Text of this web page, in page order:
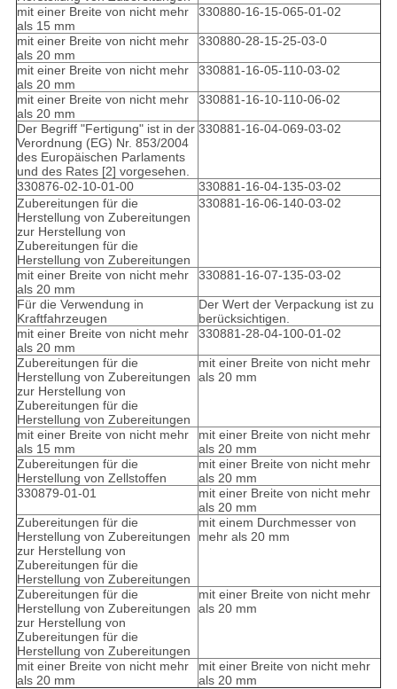
mit einer Breite von nicht mehr
als 15 mm
330880-16-15-065-01-02
mit einer Breite von nicht mehr
als 20 mm
330880-28-15-25-03-0
mit einer Breite von nicht mehr
als 20 mm
330881-16-05-110-03-02
mit einer Breite von nicht mehr
als 20 mm
330881-16-10-110-06-02
Der Begriff "Fertigung" ist in der
Verordnung (EG) Nr. 853/2004
des Europäischen Parlaments
und des Rates [2] vorgesehen.
330881-16-04-069-03-02
330876-02-10-01-00
330881-16-04-135-03-02
Zubereitungen für die
Herstellung von Zubereitungen
zur Herstellung von
Zubereitungen für die
Herstellung von Zubereitungen
330881-16-06-140-03-02
mit einer Breite von nicht mehr
als 20 mm
330881-16-07-135-03-02
Für die Verwendung in
Kraftfahrzeugen
Der Wert der Verpackung ist zu
berücksichtigen.
mit einer Breite von nicht mehr
als 20 mm
330881-28-04-100-01-02
Zubereitungen für die
Herstellung von Zubereitungen
zur Herstellung von
Zubereitungen für die
Herstellung von Zubereitungen
mit einer Breite von nicht mehr
als 20 mm
mit einer Breite von nicht mehr
als 15 mm
mit einer Breite von nicht mehr
als 20 mm
Zubereitungen für die
Herstellung von Zellstoffen
mit einer Breite von nicht mehr
als 20 mm
330879-01-01
mit einer Breite von nicht mehr
als 20 mm
Zubereitungen für die
Herstellung von Zubereitungen
zur Herstellung von
Zubereitungen für die
Herstellung von Zubereitungen
mit einem Durchmesser von
mehr als 20 mm
Zubereitungen für die
Herstellung von Zubereitungen
zur Herstellung von
Zubereitungen für die
Herstellung von Zubereitungen
mit einer Breite von nicht mehr
als 20 mm
mit einer Breite von nicht mehr
als 20 mm
mit einer Breite von nicht mehr
als 20 mm